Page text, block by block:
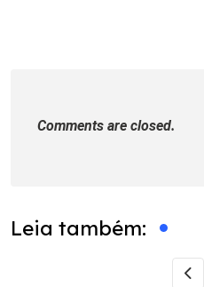
Comments are closed.
Leia também: